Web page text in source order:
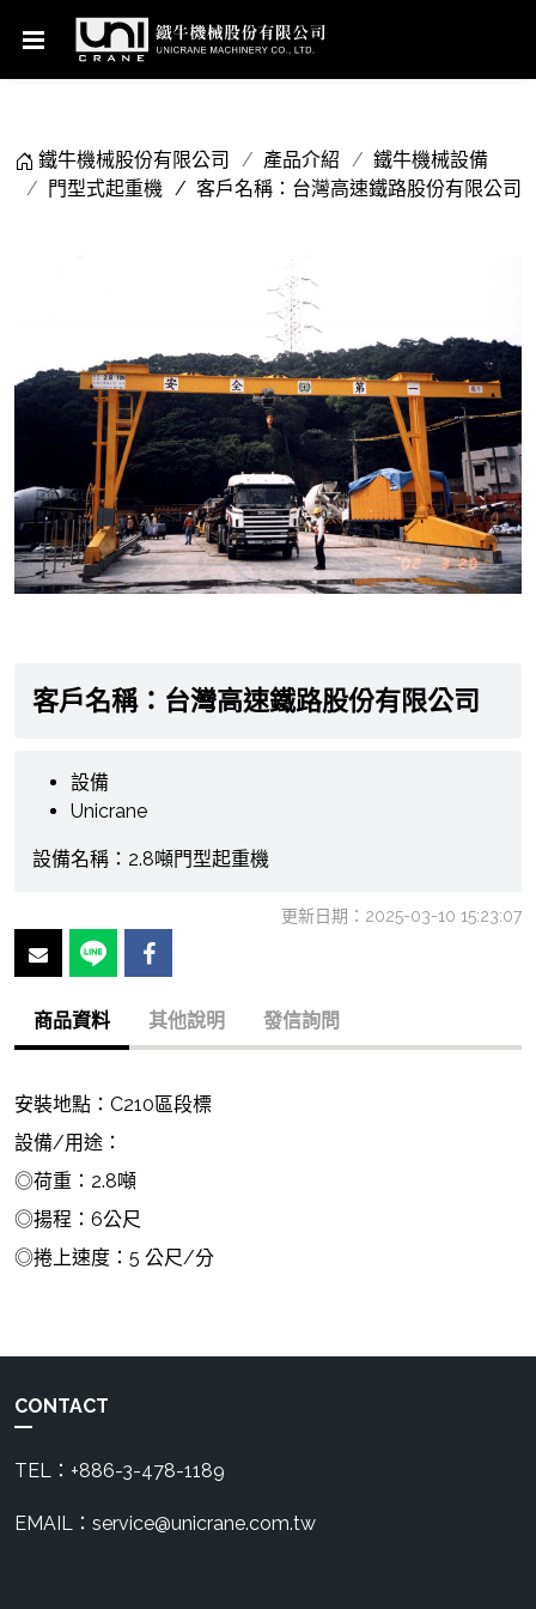
鐵牛機械股份有限公司 產品介紹
鐵牛機械設備
門型式起重機
客戶名稱：台灣高速鐵路股份有限公司
客戶名稱：台灣高速鐵路股份有限公司
設備
Unicrane
設備名稱：2.8噸門型起重機
更新日期：2025-03-10 15:23:07
商品資料 其他說明 發信詢問
安裝地點：C210區段標
設備/用途：
◎荷重：2.8噸
◎揚程：6公尺
◎捲上速度：5 公尺/分
CONTACT
TEL：+886-3-478-1189
EMAIL：service@unicrane.com.tw